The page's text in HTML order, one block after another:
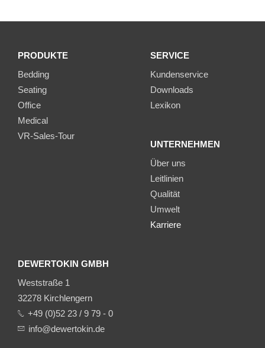
PRODUKTE
Bedding
Seating
Office
Medical
VR-Sales-Tour
SERVICE
Kundenservice
Downloads
Lexikon
UNTERNEHMEN
Über uns
Leitlinien
Qualität
Umwelt
Karriere
DEWERTOKIN GMBH
Weststraße 1
32278 Kirchlengern
+49 (0)52 23 / 9 79 - 0
info@dewertokin.de